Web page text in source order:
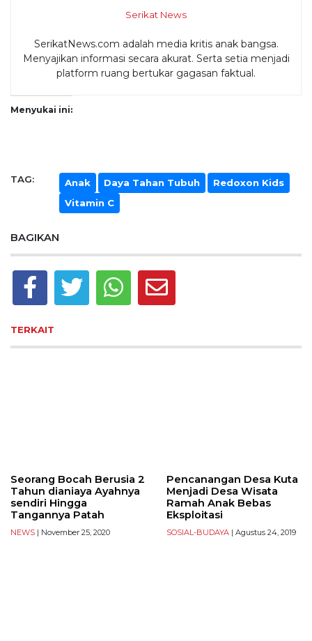
Serikat News
SerikatNews.com adalah media kritis anak bangsa.
Menyajikan informasi secara akurat. Serta setia menjadi
platform ruang bertukar gagasan faktual.
Menyukai ini:
TAG: Anak Daya Tahan Tubuh
Redoxon Kids
Vitamin C
BAGIKAN
TERKAIT
Seorang Bocah Berusia 2
Tahun dianiaya Ayahnya
sendiri Hingga
Tangannya Patah
NEWS | November 25, 2020
Pencanangan Desa Kuta
Menjadi Desa Wisata
Ramah Anak Bebas
Eksploitasi
SOSIAL-BUDAYA | Agustus 24, 2019